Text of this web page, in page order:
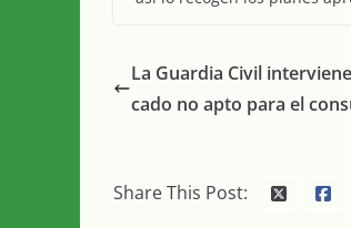
La Guardia Civil
cado no apto para el
Share This Post: